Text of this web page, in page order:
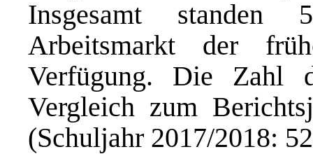
Insgesamt standen
Arbeitsmarkt der
Verfügung. Die Zahl
Vergleich zum
(Schuljahr 2017/2018: